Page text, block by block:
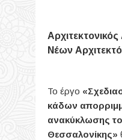
Νέων
Το έργο
κάδων
ανακύκλωσης
Θεσσαλονίκης»